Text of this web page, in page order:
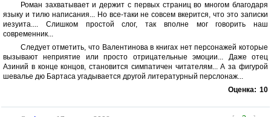
Роман захватывает и держит с первых страниц во многом благодаря
языку и тилю написания... Но все-таки не совсем вкерится, что это записки
иезуита.... Слишком простой слог, так вполне мог говорить наш
современник...
Следует отметить, что Валентинова в книгах нет персонажей которые
вызывают неприятие или просто отрицательные эмоции... Даже отец
Азиний в конце концов, становится симпатичен читателям... А за фигурой
шевалье дю Бартаса угадывается другой литературный перслонаж...
Оценка: 10